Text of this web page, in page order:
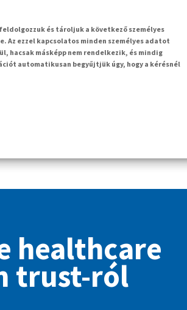
és tároljuk a következő személyes
Az ezzel kapcsolatos minden személyes adatot
hacsak másképp nem rendelkezik, és mindig
automatikusan begyűjtjük úgy, hogy a kérésnél
healthcare
trust-ról